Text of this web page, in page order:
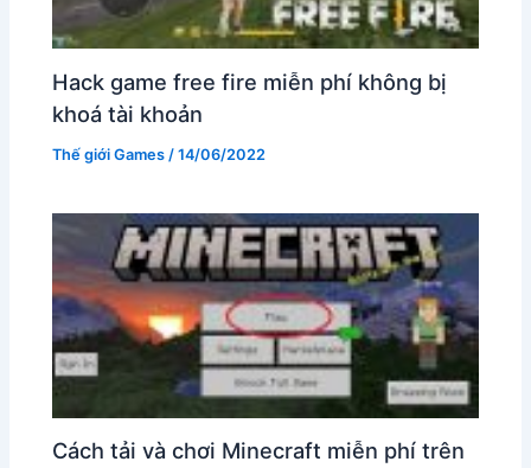
Hack game free fire miễn phí không bị
khoá tài khoản
Thế giới Games /14/06/2022
Cách tải và chơi Minecraft miễn phí trên